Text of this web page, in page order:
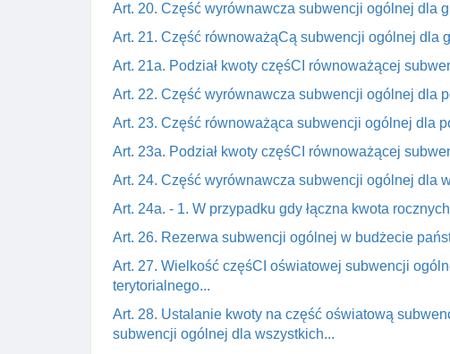
Art. 20. Część wyrównawcza subwencji ogólnej dla
Art. 21. Część równoważąCą subwencji ogólnej dla
Art. 21a. Podział kwoty częśCI równoważącej
Art. 22. Część wyrównawcza subwencji ogólnej dla
Art. 23. Część równoważąca subwencji ogólnej dla
Art. 23a. Podział kwoty częśCI równoważącej
Art. 24. Część wyrównawcza subwencji ogólnej dla
Art. 24a. - 1. W przypadku gdy łączna kwota
Art. 26. Rezerwa subwencji ogólnej w budżecie
Art. 27. Wielkość częśCI oświatowej subwencji
terytorialnego...
Art. 28. Ustalanie kwoty na część oświatową
subwencji ogólnej dla wszystkich...